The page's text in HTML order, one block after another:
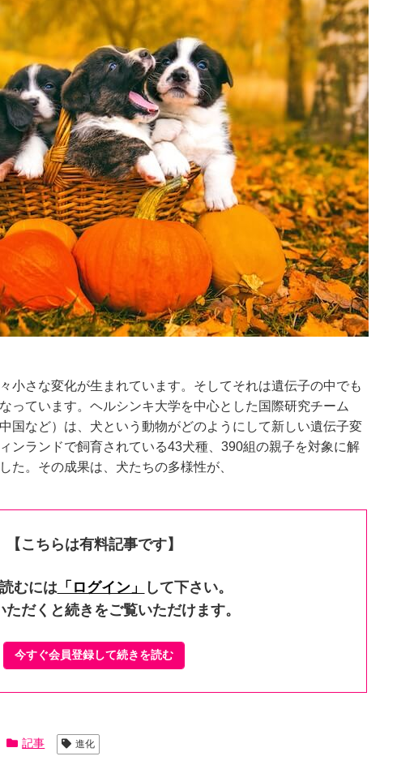
小さな変化が生まれています。そしてそれは遺伝子の中でも
っています。ヘルシンキ大学を中心とした国際研究チーム
国など）は、犬という動物がどのようにして新しい遺伝子変
ンランドで飼育されている43犬種、390組の親子を対象に解
た。その成果は、犬たちの多様性が、
【こちらは有料記事です】
むには 「ログイン」
して下さい。
ただくと続きをご覧いただけます。
今すぐ会員登録して続きを読む
記事 進化